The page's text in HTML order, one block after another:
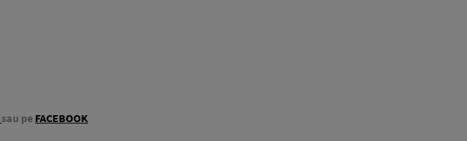
sau pe FACEBOOK